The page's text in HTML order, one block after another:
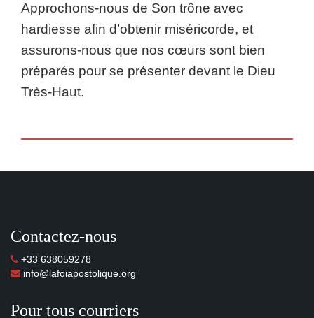
Approchons-nous de Son trône avec
hardiesse afin d’obtenir miséricorde, et
assurons-nous que nos cœurs sont bien
préparés pour se présenter devant le Dieu
Très-Haut.
Contactez-nous
+33 638059278
info@lafoiapostolique.org
Pour tous courriers